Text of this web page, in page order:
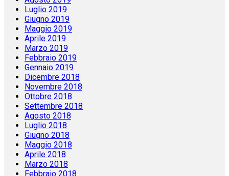
Luglio 2019
Giugno 2019
Maggio 2019
Aprile 2019
Marzo 2019
Febbraio 2019
Gennaio 2019
Dicembre 2018
Novembre 2018
Ottobre 2018
Settembre 2018
Agosto 2018
Luglio 2018
Giugno 2018
Maggio 2018
Aprile 2018
Marzo 2018
Febbraio 2018